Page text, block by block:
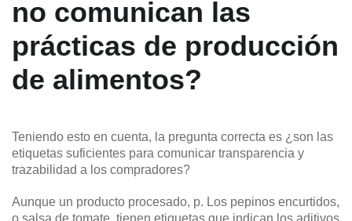
no comunican las
prácticas de producción
de alimentos?
Teniendo esto en cuenta, la pregunta correcta es ¿son las
etiquetas suficientes para comunicar transparencia y
trazabilidad a los compradores?
Aunque un producto procesado, p. Los pepinos encurtidos,
o salsa de tomate, tienen etiquetas que indican los aditivos